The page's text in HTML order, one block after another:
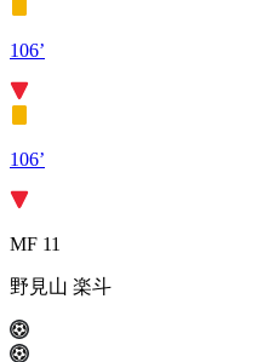
106’
106’
MF 11
野見山 楽斗